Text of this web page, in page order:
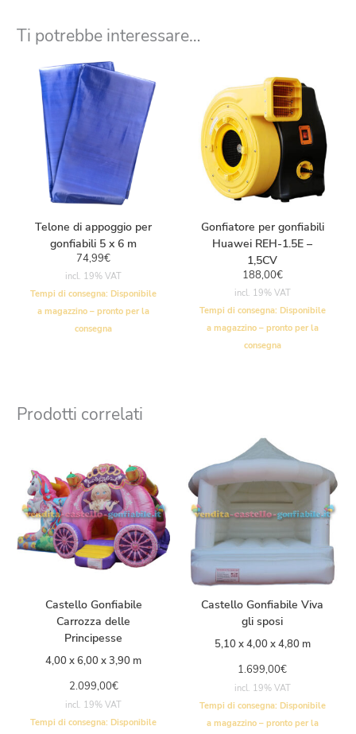
Ti potrebbe interessare…
Telone di appoggio per
gonfiabili 5 x 6 m
74,99€
incl. 19% VAT
Tempi di consegna: Disponibile
a magazzino – pronto per la
consegna
Gonfiatore per gonfiabili
Huawei REH-1.5E –
1,5CV
188,00€
incl. 19% VAT
Tempi di consegna: Disponibile
a magazzino – pronto per la
consegna
Prodotti correlati
Castello Gonfiabile
Carrozza delle
Principesse
4,00 x 6,00 x 3,90 m
2.099,00€
incl. 19% VAT
Tempi di consegna: Disponibile
Castello Gonfiabile Viva
gli sposi
5,10 x 4,00 x 4,80 m
1.699,00€
incl. 19% VAT
Tempi di consegna: Disponibile
a magazzino – pronto per la